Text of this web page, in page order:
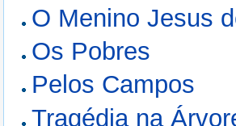
O Menino Jesus
Os Pobres
Pelos Campos
Tragédia na